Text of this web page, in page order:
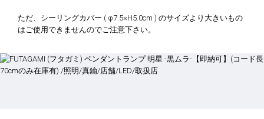
ただ、シーリングカバー ( φ7.5×H5.0cm ) のサイズより大きいもの
はご使用できませんのでご注意下さい。